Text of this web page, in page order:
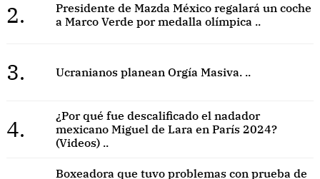
2.
Presidente de Mazda México regalará un coche
a Marco Verde por medalla olímpica ..
3. Ucranianos planean Orgía Masiva. ..
4.
¿Por qué fue descalificado el nadador
mexicano Miguel de Lara en París 2024?
(Videos) ..
Boxeadora que tuvo problemas con prueba de